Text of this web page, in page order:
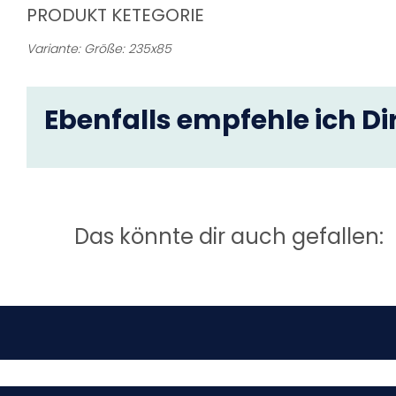
PRODUKT KETEGORIE
Variante: Größe: 235x85
Ebenfalls empfehle ich
Das könnte dir auch gefallen: